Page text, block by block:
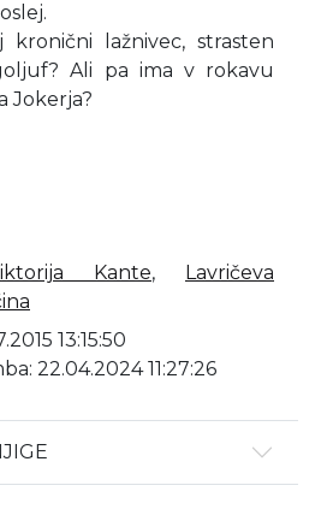
lažnivec, strasten
Ali pa ima v rokavu
Jokerja?
Kante,
Lavričeva
13:15:50
22.04.2024 11:27:26